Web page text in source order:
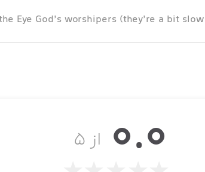
Eye God’s worshipers (they’re a bit
A.K.A your highest score (let’s face
our Hopeless series, then you’ll love this
از ۵ 0.0